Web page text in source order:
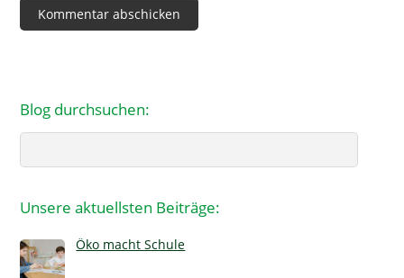
Blog durchsuchen:
Unsere aktuellsten Beiträge:
Öko macht Schule